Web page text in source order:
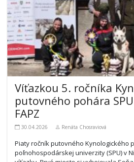
Víťazkou 5. ročníka
putovného pohára
FAPZ
30.04.2026 Renáta Chosraviová
Piaty ročník putovného Kynologického
poľnohospodárskej univerzity (SPU) v